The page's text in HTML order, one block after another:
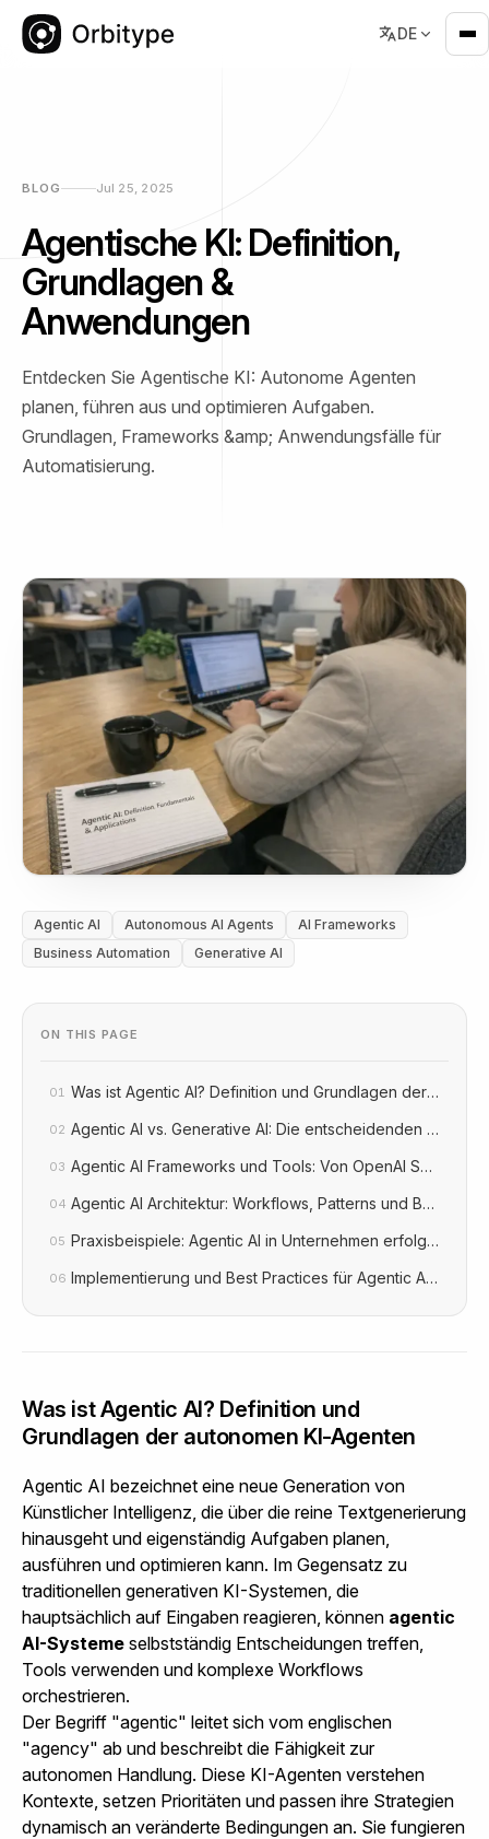
DE
BLOG Jul 25, 2025
Agentische KI: Definition,
Grundlagen &
Anwendungen
Entdecken Sie Agentische KI: Autonome Agenten
planen, führen aus und optimieren Aufgaben.
Grundlagen, Frameworks &amp; Anwendungsfälle für
Automatisierung.
Agentic AI Autonomous AI Agents
AI Frameworks
Business Automation
Generative AI
ON THIS PAGE
01 Was ist Agentic AI? Definition und Grundlagen der
02 Agentic AI vs. Generative AI: Die entscheidenden
03 Agentic AI Frameworks und Tools: Von OpenAI Swarm bis
04 Agentic AI Architektur: Workflows, Patterns und Best
05 Praxisbeispiele: Agentic AI in Unternehmen erfolgreich
06 Implementierung und Best Practices für Agentic AI-
Was ist Agentic AI? Definition und
Grundlagen der autonomen KI-Agenten
Agentic AI bezeichnet eine neue Generation von
Künstlicher Intelligenz, die über die reine Textgenerierung
hinausgeht und eigenständig Aufgaben planen,
ausführen und optimieren kann. Im Gegensatz zu
traditionellen generativen KI-Systemen, die
hauptsächlich auf Eingaben reagieren, können agentic
AI-Systeme selbstständig Entscheidungen treffen,
Tools verwenden und komplexe Workflows
orchestrieren.
Der Begriff "agentic" leitet sich vom englischen
"agency" ab und beschreibt die Fähigkeit zur
autonomen Handlung. Diese KI-Agenten verstehen
Kontexte, setzen Prioritäten und passen ihre Strategien
dynamisch an veränderte Bedingungen an. Sie fungieren